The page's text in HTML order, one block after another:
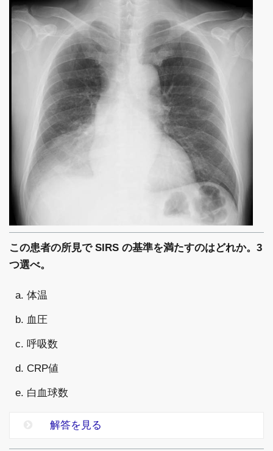
この患者の所見で SIRS の基準を満たすのはどれか。3
つ選べ。
a. 体温
b. 血圧
c. 呼吸数
d. CRP値
e. 白血球数
解答を見る